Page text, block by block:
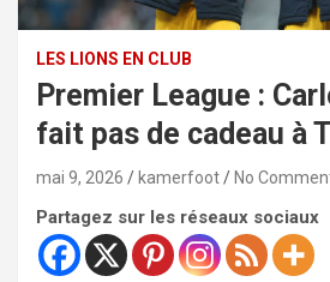
LES LIONS EN CLUB
Premier League :
fait pas de cadeau à
mai 9, 2026 kamerfoot No
Partagez sur les réseaux sociaux